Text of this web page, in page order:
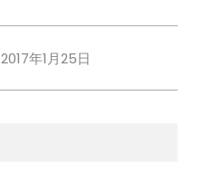
2017年1月25日